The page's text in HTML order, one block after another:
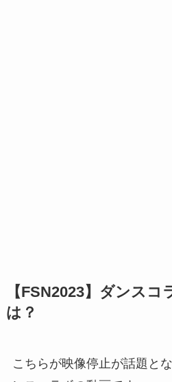
【FSN2023】ダンスコ
は？
こちらが映像停止が話題と